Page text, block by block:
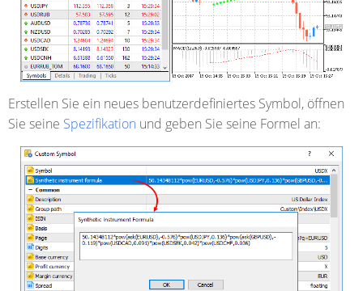
Erstellen Sie ein neues benutzerdefiniertes Symbol, öffnen
Sie seine Spezifikation und geben Sie seine Formel an: